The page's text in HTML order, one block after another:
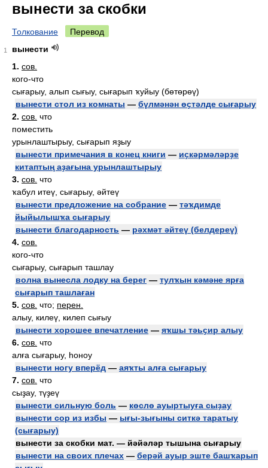
вынести за скобки
Толкование Перевод
1
вынести
1. сов.
кого-что
сығарыу, алып сығыу, сығарып ҡуйыу (бөтөрөү)
вынести стол из комнаты — бүлмәнән өҫтәлде сығарыу
2. сов. что
поместить
урынлаштырыу, сығарып яҙыу
вынести примечания в конец книги — иҫкәрмәләрҙе
китаптың аҙағына урынлаштырыу
3. сов. что
ҡабул итеү, сығарыу, әйтеү
вынести предложение на собрание — тәҡдимде
йыйылышҡа сығарыу
вынести благодарность — рәхмәт әйтеү (белдереү)
4. сов.
кого-что
сығарыу, сығарып ташлау
волна вынесла лодку на берег — тулҡын кәмәне ярға
сығарып ташлаған
5. сов. что; перен.
алыу, килеү, килеп сығыу
вынести хорошее впечатление — яҡшы тәьҫир алыу
6. сов. что
алға сығарыу, һоноу
вынести ногу вперёд — аяҡты алға сығарыу
7. сов. что
сыҙау, түҙеү
вынести сильную боль — көслө ауыртыуға сыҙау
вынести сор из избы — ығы-зығыны ситкә таратыу
(сығарыу)
вынести за скобки мат. — йәйәләр тышына сығарыу
вынести на своих плечах — берәй ауыр эште башҡарып